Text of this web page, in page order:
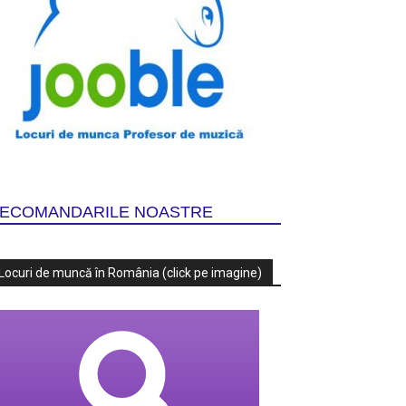
NOASTRE
de muncă în România (click pe imagine)